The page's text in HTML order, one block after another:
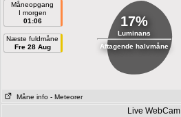
Måneopgang
I morgen
01:06
Næste fuldmåne
Fre 28 Aug
17%
Luminans
Aftagende halvmåne
Måne info - Meteorer
Live WebCam